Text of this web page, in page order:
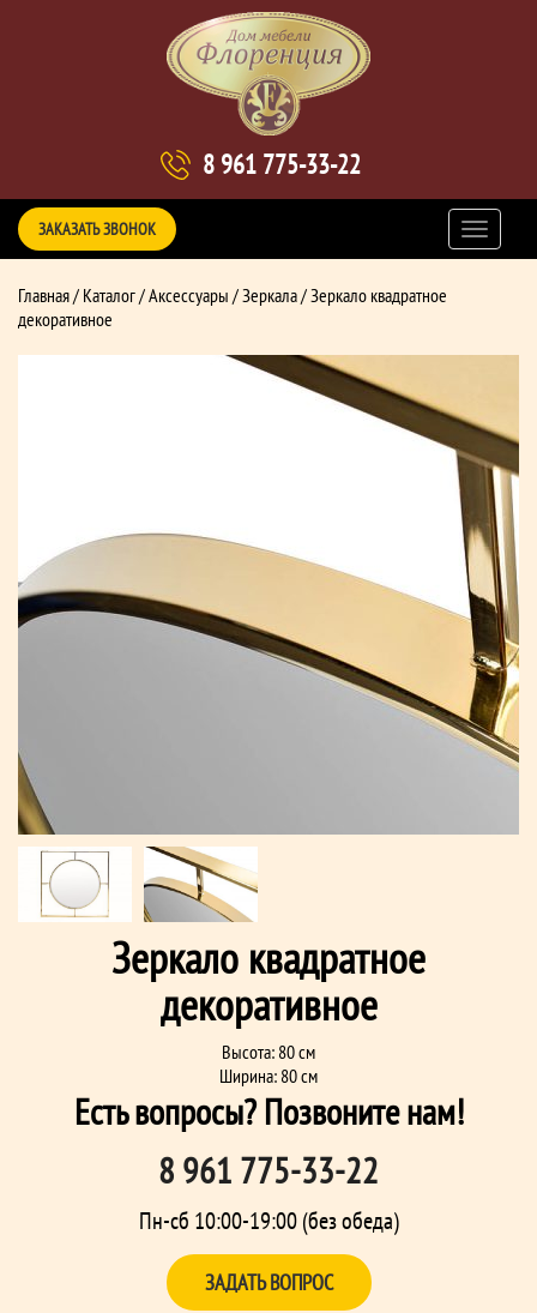
8 961 775-33-22
ЗАКАЗАТЬ ЗВОНОК
Главная/ Каталог/Аксессуары /Зеркала/ Зеркало квадратное
декоративное
Зеркало квадратное
декоративное
Высота: 80 см
Ширина: 80 см
Есть вопросы? Позвоните нам!
8 961 775-33-22
Пн-сб 10:00-19:00 (без обеда)
ЗАДАТЬ ВОПРОС